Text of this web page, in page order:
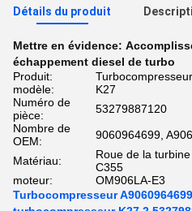
Détails du produit
Mettre en évidence:
échappement diesel de turbo
Produit:
modèle:
K27
Numéro de
pièce:
53279887120
Nombre de
OEM:
9060964699,
Matériau:
Roue de la
C355
moteur:
OM906LA-E3
Turbocompresseur